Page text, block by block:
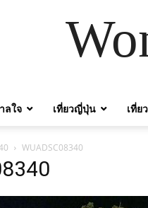
ลใจ เที่ยวญี่ปุ่น เที่ย
WUADSC08340